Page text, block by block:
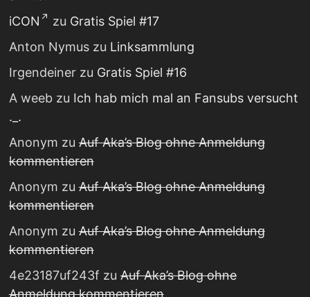
iCON
zu Gratis Spiel #17
Anton Nymuszu Linksammlung
Irgendeinerzu Gratis Spiel #16
A weebzu Ich hab mich mal an Fansubs versucht
._.
Anonym zuAuf Aka’s Blog ohne Anmeldung
kommentieren
Anonym zuAuf Aka’s Blog ohne Anmeldung
kommentieren
Anonym zuAuf Aka’s Blog ohne Anmeldung
kommentieren
4e23187uf243f zuAuf Aka’s Blog ohne
Anmeldung kommentieren